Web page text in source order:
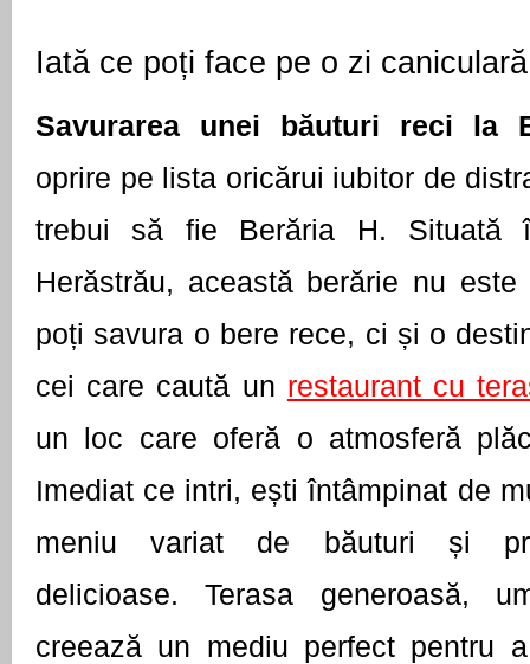
Iată ce poți face pe o zi
Savurarea unei băuturi reci la
oprire pe lista oricărui iubitor de
trebui să fie Berăria H. Situată
Herăstrău, această berărie nu
poți savura o bere rece, ci și o
cei care caută un restaurant cu
un loc care oferă o atmosferă
Imediat ce intri, ești întâmpinat de
meniu variat de băuturi și
delicioase. Terasa generoasă,
creează un mediu perfect pentru